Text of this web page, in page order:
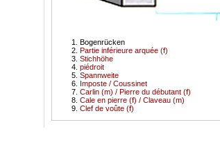
Bogenrücken
Partie inférieure arquée (f)
Stichhöhe
piédroit
Spannweite
Imposte / Coussinet
Carlin (m) / Pierre du débutant (f)
Cale en pierre (f) / Claveau (m)
Clef de voûte (f)